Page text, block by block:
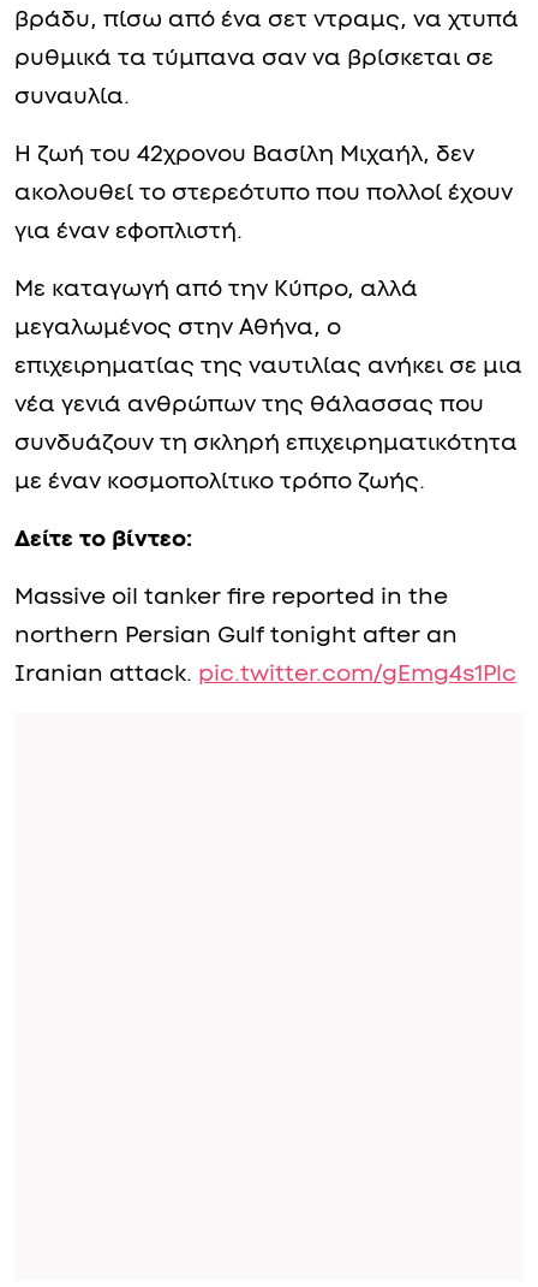
βράδυ, πίσω από ένα σετ ντραμς, να χτυπά
ρυθμικά τα τύμπανα σαν να βρίσκεται σε
συναυλία.
Η ζωή του 42χρονου Βασίλη Μιχαήλ, δεν
ακολουθεί το στερεότυπο που πολλοί έχουν
για έναν εφοπλιστή.
Με καταγωγή από την Κύπρο, αλλά
μεγαλωμένος στην Αθήνα, ο
επιχειρηματίας της ναυτιλίας ανήκει σε μια
νέα γενιά ανθρώπων της θάλασσας που
συνδυάζουν τη σκληρή επιχειρηματικότητα
με έναν κοσμοπολίτικο τρόπο ζωής.
Δείτε το βίντεο:
Massive oil tanker fire reported in the
northern Persian Gulf tonight after an
Iranian attack. pic.twitter.com/gEmg4s1Plc